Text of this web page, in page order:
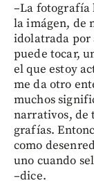
–La fotografía
la imágen, de
idolatrada por
puede tocar,
el que estoy
me da otro
muchos
narrativos, de
grafías.
como
uno cuando
–dice.